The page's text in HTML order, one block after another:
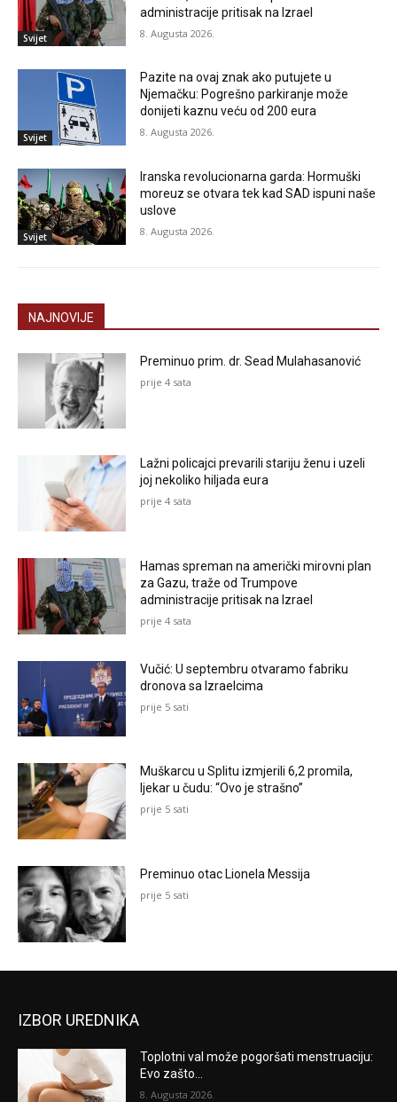
Svijet
administracije pritisak na Izrael
8. Augusta 2026.
Svijet
Pazite na ovaj znak ako putujete u
Njemačku: Pogrešno parkiranje može
donijeti kaznu veću od 200 eura
8. Augusta 2026.
Svijet
Iranska revolucionarna garda: Hormuški
moreuz se otvara tek kad SAD ispuni naše
uslove
8. Augusta 2026.
NAJNOVIJE
Preminuo prim. dr. Sead Mulahasanović
prije 4 sata
Lažni policajci prevarili stariju ženu i uzeli
joj nekoliko hiljada eura
prije 4 sata
Hamas spreman na američki mirovni plan
za Gazu, traže od Trumpove
administracije pritisak na Izrael
prije 4 sata
Vučić: U septembru otvaramo fabriku
dronova sa Izraelcima
prije 5 sati
Muškarcu u Splitu izmjerili 6,2 promila,
ljekar u čudu: “Ovo je strašno”
prije 5 sati
Preminuo otac Lionela Messija
prije 5 sati
IZBOR UREDNIKA
Toplotni val može pogoršati menstruaciju:
Evo zašto...
8. Augusta 2026.